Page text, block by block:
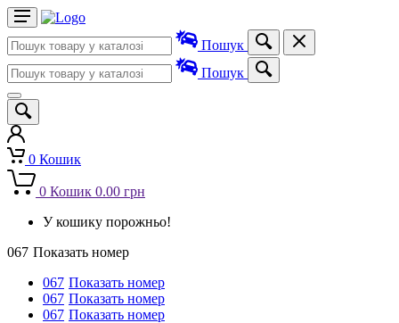
Пошук
Пошук
0 Кошик
0 Кошик 0.00 грн
У кошику порожньо!
067 Показать номер
067 Показать номер
067 Показать номер
067 Показать номер